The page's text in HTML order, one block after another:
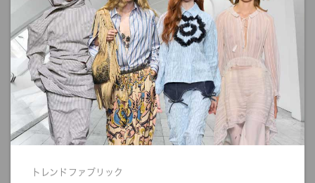
トレンドファブリック
商品写真につきましては、できる限り実物のカラーに近くなるよ
うに努めていますが、ご使用されているモニターや環境により、
実物と色の見え方が若干異なる場合がございます。
また、生地の質感や光沢感に関しましても、画面上で完全に再現
することができません。
ご注文の前にサンプル帳でのご確認をお勧めします。
・商品の発送について
発送に関する注意事項を利用ガイドに記載しております。
ご利用ガイド